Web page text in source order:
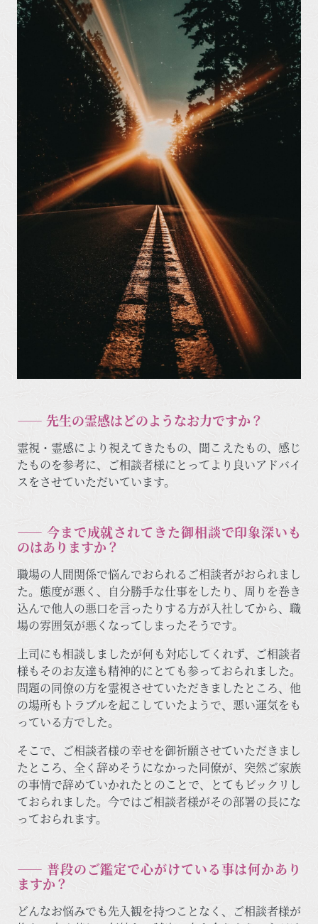
―― 先生の霊感はどのようなお力ですか？
霊視・霊感により視えてきたもの、聞こえたもの、感じ
たものを参考に、ご相談者様にとってより良いアドバイ
スをさせていただいています。
―― 今まで成就されてきた御相談で印象深いも
のはありますか？
職場の人間関係で悩んでおられるご相談者がおられまし
た。態度が悪く、自分勝手な仕事をしたり、周りを巻き
込んで他人の悪口を言ったりする方が入社してから、職
場の雰囲気が悪くなってしまったそうです。
上司にも相談しましたが何も対応してくれず、ご相談者
様もそのお友達も精神的にとても参っておられました。
問題の同僚の方を霊視させていただきましたところ、他
の場所もトラブルを起こしていたようで、悪い運気をも
っている方でした。
そこで、ご相談者様の幸せを御祈願させていただきまし
たところ、全く辞めそうになかった同僚が、突然ご家族
の事情で辞めていかれたとのことで、とてもビックリし
ておられました。今ではご相談者様がその部署の長にな
っておられます。
―― 普段のご鑑定で心がけている事は何かあり
ますか？
どんなお悩みでも先入観を持つことなく、ご相談者様が